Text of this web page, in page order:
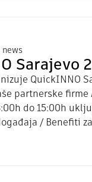
Sarajevo
QuickINNO
partnerske firme
do 15:00h
/ Benefiti